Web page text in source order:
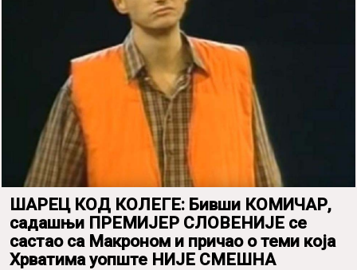
ШАРЕЦ КОД КОЛЕГЕ: Бивши КОМИЧАР,
садашњи ПРЕМИЈЕР СЛОВЕНИЈЕ се
састао са Макроном и причао о теми која
Хрватима уопште НИЈЕ СМЕШНА